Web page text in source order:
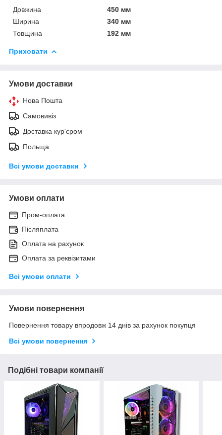
Довжина
450 мм
Ширина
340 мм
Товщина
192 мм
Приховати
Умови доставки
Нова Пошта
Самовивіз
Доставка кур'єром
Польща
Всі умови доставки
Умови оплати
Пром-оплата
Післяплата
Оплата на рахунок
Оплата за реквізитами
Всі умови оплати
Умови повернення
Повернення товару впродовж 14 днів за рахунок покупця
Всі умови повернення
Подібні товари компанії